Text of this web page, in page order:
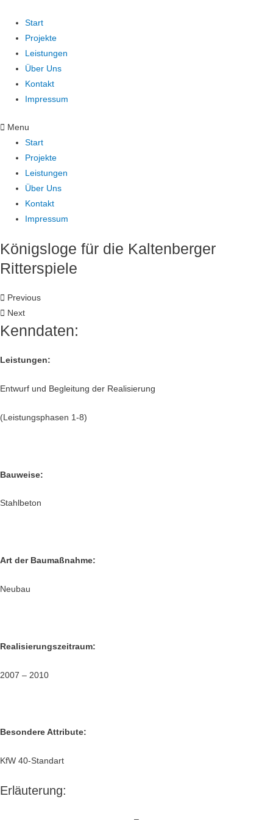
Start
Projekte
Leistungen
Über Uns
Kontakt
Impressum
Menu
Start
Projekte
Leistungen
Über Uns
Kontakt
Impressum
Königsloge für die Kaltenberger
Ritterspiele
Previous
Next
Kenndaten:
Leistungen:
Entwurf und Begleitung der Realisierung
(Leistungsphasen 1-8)
Bauweise:
Stahlbeton
Art der Baumaßnahme:
Neubau
Realisierungszeitraum:
2007 – 2010
Besondere Attribute:
KfW 40-Standart
Erläuterung:
–